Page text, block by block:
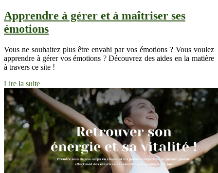
Apprendre à gérer et à maîtriser ses
émotions
Vous ne souhaitez plus être envahi par vos émotions ? Vous voulez
apprendre à gérer vos émotions ? Découvrez des aides en la matière
à travers ce site !
Lire la suite